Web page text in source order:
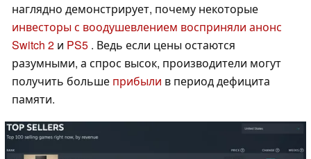
наглядно демонстрирует, почему некоторые
инвесторы с воодушевлением восприняли анонс
Switch 2 и PS5 . Ведь если цены остаются
разумными, а спрос высок, производители могут
получить больше прибыли в период дефицита
памяти.